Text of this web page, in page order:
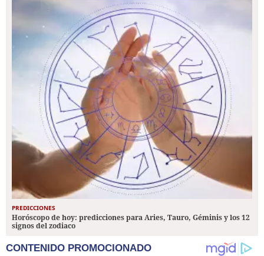
PREDICCIONES
Horóscopo de hoy: predicciones para Aries, Tauro, Géminis y los 12
signos del zodiaco
CONTENIDO PROMOCIONADO